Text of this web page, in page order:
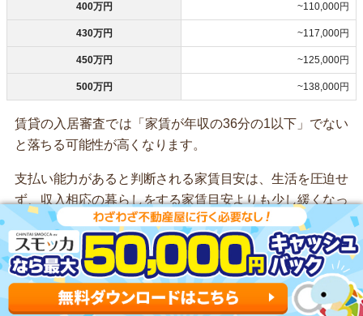
400万円 ~110,000円
430万円 ~117,000円
450万円 ~125,000円
500万円 ~138,000円
賃貸の入居審査では「家賃が年収の36分の1以下」でない
と落ちる可能性が高くなります。
支払い能力があると判断される家賃目安は、生活を圧迫せ
ず、収入相応の暮らしをする家賃目安よりも少し緩くなっ
ています。
ただし、一般的な家賃目安よりも審査基準は緩くなってい
ます。そのため、入居審査の家賃目安通りのお部屋を選ん
でしまうと、生活費が圧迫されるので注意してください。